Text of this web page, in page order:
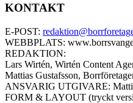
KONTAKT
E-POST:
WEBBPLATS:
REDAKTION:
Lars Wirtén, Wirtén Content
Mattias Gustafsson,
ANSVARIG UTGIVARE:
FORM & LAYOUT (tryckt